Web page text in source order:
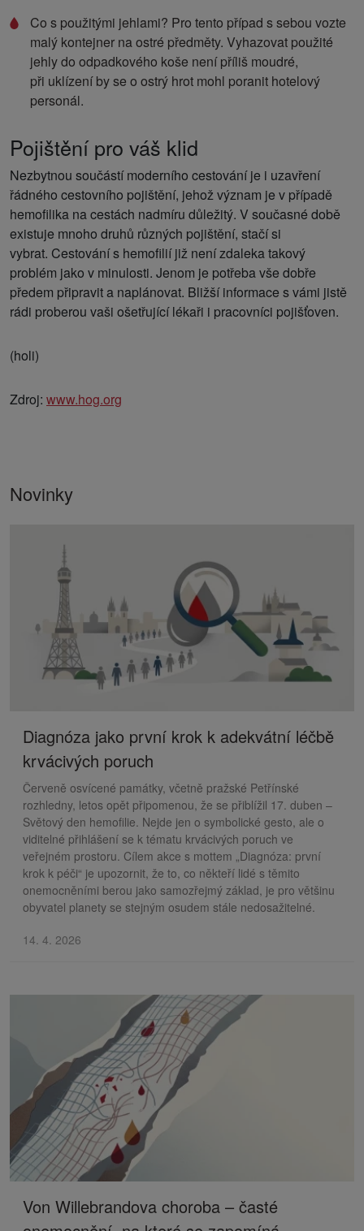
Co s použitými jehlami? Pro tento případ s sebou vozte
malý kontejner na ostré předměty. Vyhazovat použité
jehly do odpadkového koše není příliš moudré,
při uklízení by se o ostrý hrot mohl poranit hotelový
personál.
Pojištění pro váš klid
Nezbytnou součástí moderního cestování je i uzavření
řádného cestovního pojištění, jehož význam je v případě
hemofilika na cestách nadmíru důležitý. V současné době
existuje mnoho druhů různých pojištění, stačí si
vybrat. Cestování s hemofilií již není zdaleka takový
problém jako v minulosti. Jenom je potřeba vše dobře
předem připravit a naplánovat. Bližší informace s vámi jistě
rádi proberou vaši ošetřující lékaři i pracovníci pojišťoven.
(holi)
Zdroj: www.hog.org
Novinky
Diagnóza jako první krok k adekvátní léčbě
krvácivých poruch
Červeně osvícené památky, včetně pražské Petřínské
rozhledny, letos opět připomenou, že se přiblížil 17. duben –
Světový den hemofilie. Nejde jen o symbolické gesto, ale o
viditelné přihlášení se k tématu krvácivých poruch ve
veřejném prostoru. Cílem akce s mottem „Diagnóza: první
krok k péči“ je upozornit, že to, co někteří lidé s těmito
onemocněními berou jako samozřejmý základ, je pro většinu
obyvatel planety se stejným osudem stále nedosažitelné.
14. 4. 2026
Von Willebrandova choroba – časté